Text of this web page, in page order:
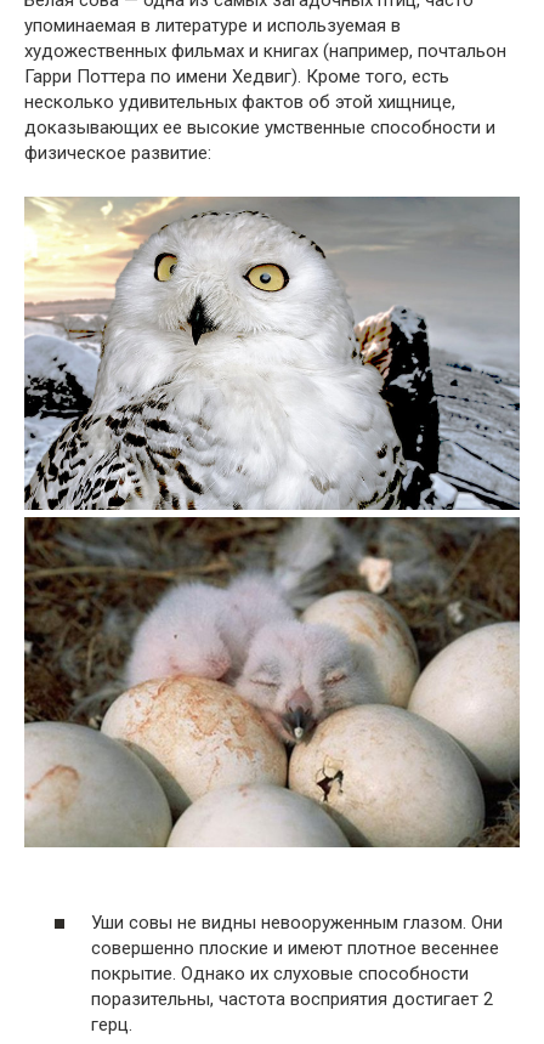
упоминаемая в литературе и используемая в
художественных фильмах и книгах (например, почтальон
Гарри Поттера по имени Хедвиг). Кроме того, есть
несколько удивительных фактов об этой хищнице,
доказывающих ее высокие умственные способности и
физическое развитие:
Уши совы не видны невооруженным глазом. Они
совершенно плоские и имеют плотное весеннее
покрытие. Однако их слуховые способности
поразительны, частота восприятия достигает 2
герц.